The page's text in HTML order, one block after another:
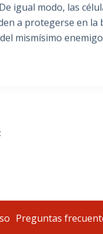
igual modo, las
a protegerse en la
mismísimo enemigo
Preguntas